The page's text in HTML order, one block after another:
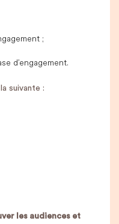
;
d’engagement.
suivante :
les audiences et